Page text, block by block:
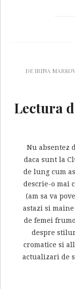
DE IRINA
Lectura
Nu absentez
daca sunt la
de lung cum
descrie-o mai
(am sa va
astazi si
de femei
despre
cromatice si
actualizari de